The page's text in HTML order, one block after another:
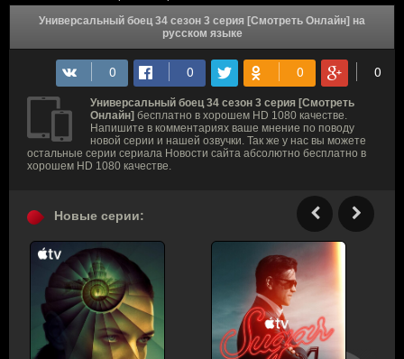
Универсальный боец 34 сезон 3 серия [Смотреть Онлайн] на
русском языке
Универсальный боец 34 сезон 3 серия [Смотреть
Онлайн] бесплатно в хорошем HD 1080 качестве.
Напишите в комментариях ваше мнение по поводу
новой серии и нашей озвучки. Так же у нас вы можете
остальные серии сериала Новости сайта абсолютно бесплатно в
хорошем HD 1080 качестве.
Новые серии: